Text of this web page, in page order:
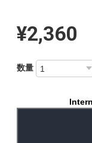
¥2,360
数量